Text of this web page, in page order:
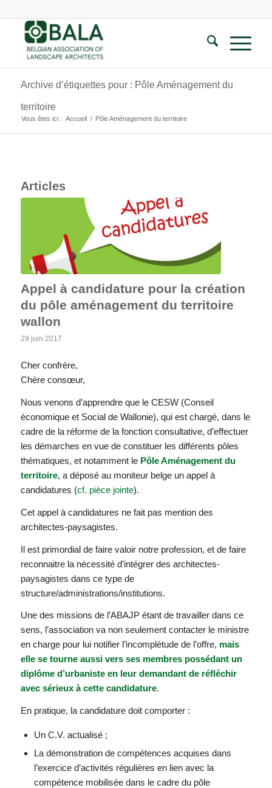
Archive d’étiquettes pour : Pôle Aménagement du
territoire
Vous êtes ici : Accueil / Pôle Aménagement du territoire
Articles
Appel à candidature pour la création
du pôle aménagement du territoire
wallon
29 juin 2017
Cher confrère,
Chère consœur,
Nous venons d’apprendre que le CESW (Conseil
économique et Social de Wallonie), qui est chargé, dans le
cadre de la réforme de la fonction consultative, d’effectuer
les démarches en vue de constituer les différents pôles
thématiques, et notamment le Pôle Aménagement du
territoire, a déposé au moniteur belge un appel à
candidatures (cf. pièce jointe).
Cet appel à candidatures ne fait pas mention des
architectes-paysagistes.
Il est primordial de faire valoir notre profession, et de faire
reconnaitre la nécessité d’intégrer des architectes-
paysagistes dans ce type de
structure/administrations/institutions.
Une des missions de l’ABAJP étant de travailler dans ce
sens, l’association va non seulement contacter le ministre
en charge pour lui notifier l’incomplétude de l’offre, mais
elle se tourne aussi vers ses membres possédant un
diplôme d’urbaniste en leur demandant de réfléchir
avec sérieux à cette candidature.
En pratique, la candidature doit comporter :
Un C.V. actualisé ;
La démonstration de compétences acquises dans
l’exercice d’activités régulières en lien avec la
compétence mobilisée dans le cadre du pôle